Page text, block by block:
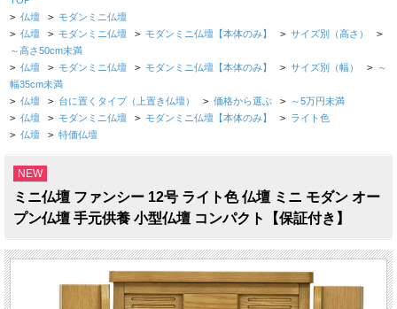
> 仏壇 > モダンミニ仏壇
> 仏壇 > モダンミニ仏壇 > モダンミニ仏壇【本体のみ】 > サイズ別（高さ） >
～高さ50cm未満
> 仏壇 > モダンミニ仏壇 > モダンミニ仏壇【本体のみ】 > サイズ別（幅） >
～
幅35cm未満
> 仏壇 > 台に置くタイプ（上置き仏壇） > 価格から選ぶ > ～5万円未満
> 仏壇 > モダンミニ仏壇 > モダンミニ仏壇【本体のみ】 > ライト色
> 仏壇 > 特価仏壇
NEW
ミニ仏壇 ファンシー 12号 ライト色 仏壇 ミニ モダン オー
プン仏壇 手元供養 小型仏壇 コンパクト【保証付き】